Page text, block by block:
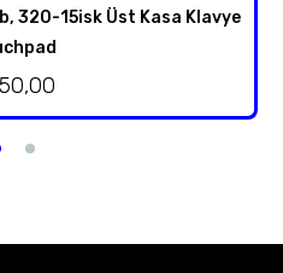
320-15isk Üst Kasa Klavye